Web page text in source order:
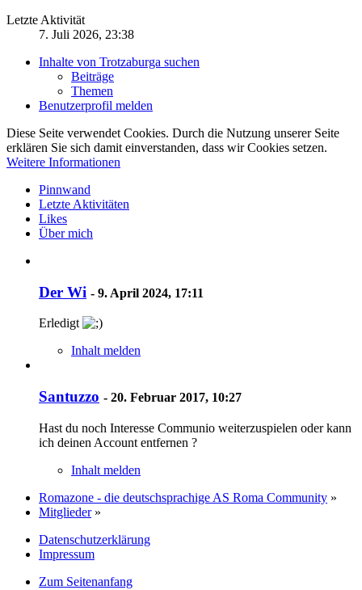
Letzte Aktivität
7. Juli 2026, 23:38
Inhalte von Trotzaburga suchen
Beiträge
Themen
Benutzerprofil melden
Diese Seite verwendet Cookies. Durch die Nutzung unserer Seite
erklären Sie sich damit einverstanden, dass wir Cookies setzen.
Weitere Informationen
Pinnwand
Letzte Aktivitäten
Likes
Über mich
Der Wi - 9. April 2024, 17:11
Erledigt
Inhalt melden
Santuzzo - 20. Februar 2017, 10:27
Hast du noch Interesse Communio weiterzuspielen oder kann
ich deinen Account entfernen ?
Inhalt melden
Romazone - die deutschsprachige AS Roma Community »
Mitglieder »
Datenschutzerklärung
Impressum
Zum Seitenanfang